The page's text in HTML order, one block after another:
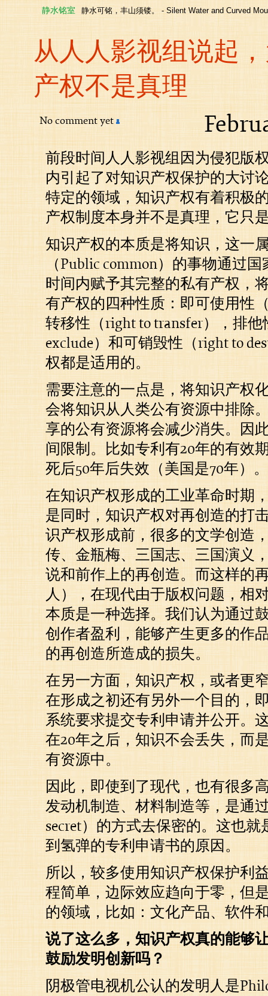
静水铭室 静水可铭，丰山须镂。 - Silent Water and Curved
从人人影视组说起
产权不是真理
No comment yet
前段时间人人影视组因为侵犯版
内引起了对知识产权保护的大讨
特定的领域，知识产权有着积极
产权制度本身并不是真理，它只
知识产权的本质是将知识，这一
（Public common）的事物通过
时间内赋予其完整的私有产权，
有产权的四种性质：即可使用性
转移性（right to transfer），排
exclude）和可销毁性（right to
权都是适用的。
需要注意的一点是，将知识产权
会将知识从人类公有资源中排除
享的公有资源将会减少消失。因
间限制。比如专利有20年的有效
死后50年后失效（美国是70年）。
在知识产权形成的工业革命时期
是同时，知识产权对再创造的打
识产权形成前，很多的文学创造
传、金瓶梅、三国志、三国演义
说和前作上的再创造。而这样的
人），在现代由于版权问题，相
本质是一种选择。我们认为通过
创作者盈利，能够产生更多的作
的再创造所造成的损失。
在另一方面，知识产权，或者更
在形成之初还有另外一个目的，
系统要求提交专利申请并公开。
在20年之后，知识不会丢失，而
有资源中。
因此，即使到了现代，也有很多
发动机制造、材料制造等，是通
secret）的方式去保密的。这也
到氢弹的专利申请书的原因。
所以，较多使用知识产权保护利
程简单，边际效应趋向于零，但
的领域，比如：文化产品、软件
说了这么多，知识产权真的能够
鼓励发明创新吗？
阴极管电视机公认的发明人是